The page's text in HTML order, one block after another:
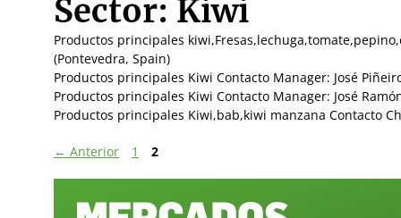
Sector: Kiwi
Productos principales
(Pontevedra, Spain)
Productos principales Kiwi Contacto Manager: José
Productos principales Kiwi Contacto Manager: José
Productos principales Kiwi,bab,kiwi manzana Contacto
← Anterior 1 2